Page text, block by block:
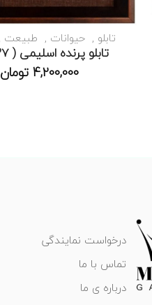
تابلو حیوانات طبیعت
تابلو پرنده اسلیمی ( 37*37)
4,200,000 تومان
درخواست نمایندگی
تماس با ما
درباره ی ما